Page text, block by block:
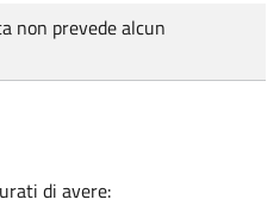
non prevede alcun
di avere: